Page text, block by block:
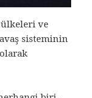
ve
sisteminin